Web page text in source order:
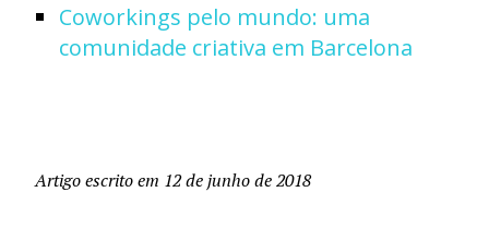
Coworkings pelo mundo: uma
comunidade criativa em Barcelona
Artigo escrito em 12 de junho de 2018